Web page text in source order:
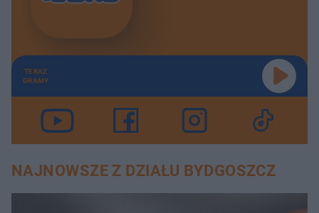
TERAZ
GRAMY
NAJNOWSZE Z DZIAŁU BYDGOSZCZ